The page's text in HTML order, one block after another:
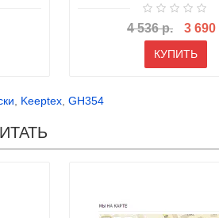
4 536 р. 3 690
КУПИТЬ
Keeptex GH354